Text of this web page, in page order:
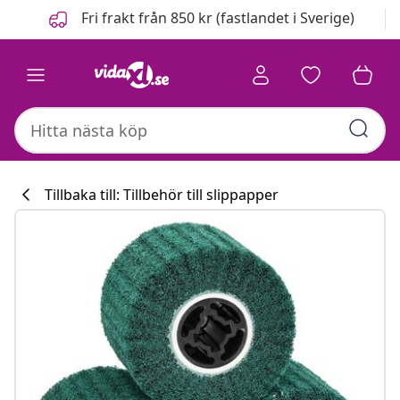
FöregåendeFri frakt från 850 kr (fastlandet i Sverige)
Tillbaka till: Tillbehör till slippapper